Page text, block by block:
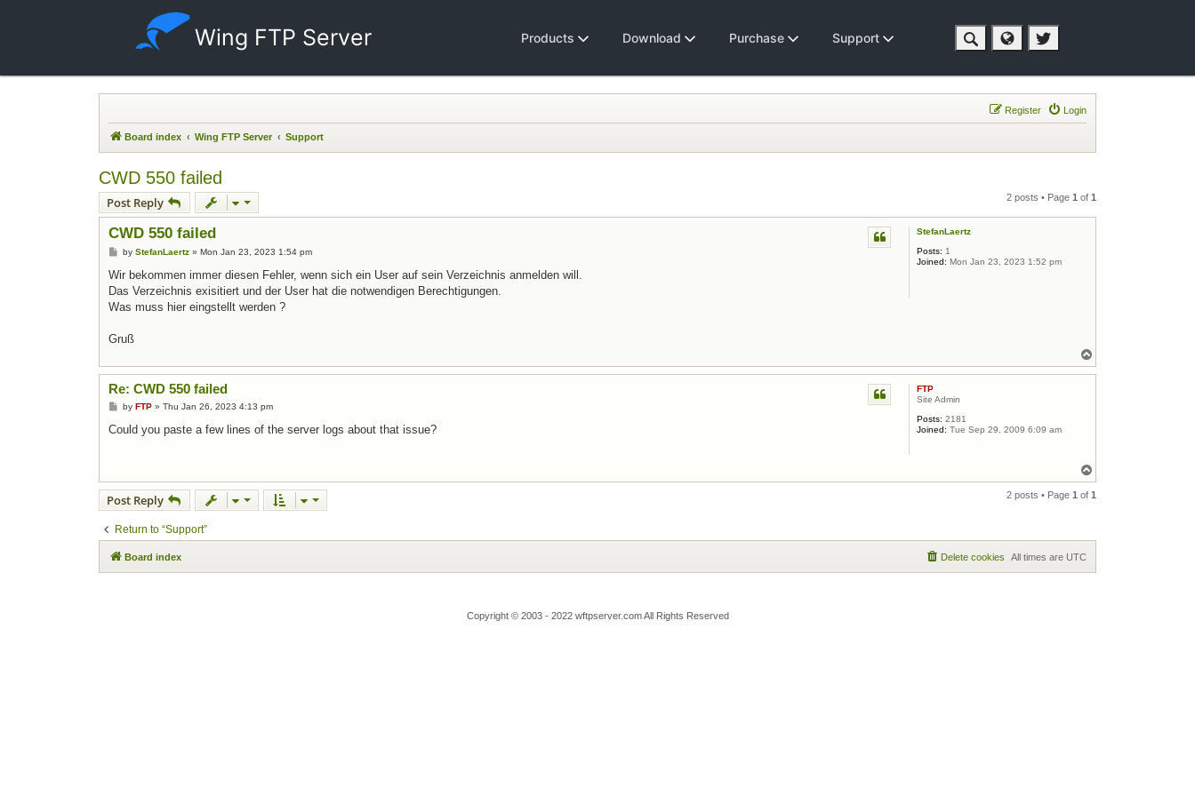
Wing FTP Server Products Download Purchase Support
Login
Register
Board index Wing FTP Server Support
CWD 550 failed
Post Reply 2 posts • Page 1 of 1
StefanLaertz
Posts: 1
Joined: Mon Jan 23, 2023 1:52 pm
CWD 550 failed
Post
by StefanLaertz» Mon Jan 23, 2023 1:54 pm
Wir bekommen immer diesen Fehler, wenn sich ein User auf sein Verzeichnis anmelden will.
Das Verzeichnis exisitiert und der User hat die notwendigen Berechtigungen.
Was muss hier eingstellt werden ?
Gruß
FTP
Site Admin
Posts: 2181
Joined: Tue Sep 29, 2009 6:09 am
Re: CWD 550 failed
Post
by FTP» Thu Jan 26, 2023 4:13 pm
Could you paste a few lines of the server logs about that issue?
Post Reply 2 posts • Page 1 of 1
Return to “Support”
Board index All times are UTC
Delete cookies
Copyright © 2003 - 2022 wftpserver.com All Rights Reserved